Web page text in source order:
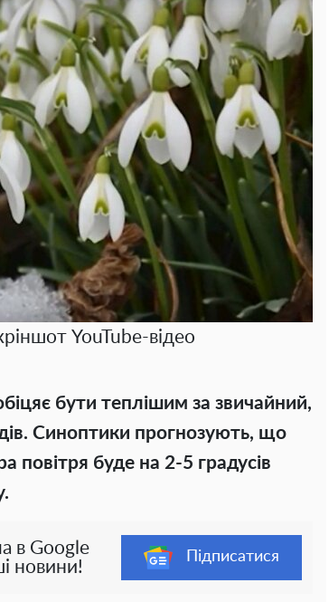
YouTube-відео
бути теплішим за звичайний,
Синоптики прогнозують, що
повітря буде на 2-5 градусів
в Google
новини!
Підписатися